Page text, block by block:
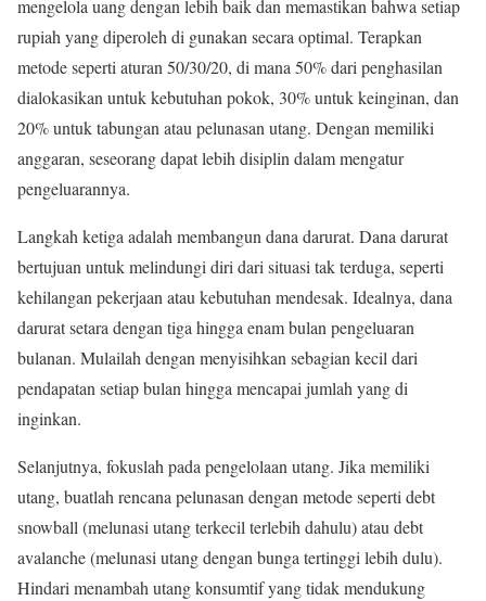
mengelola uang dengan lebih baik dan memastikan bahwa setiap
rupiah yang diperoleh di gunakan secara optimal. Terapkan
metode seperti aturan 50/30/20, di mana 50% dari penghasilan
dialokasikan untuk kebutuhan pokok, 30% untuk keinginan, dan
20% untuk tabungan atau pelunasan utang. Dengan memiliki
anggaran, seseorang dapat lebih disiplin dalam mengatur
pengeluarannya.
Langkah ketiga adalah membangun dana darurat. Dana darurat
bertujuan untuk melindungi diri dari situasi tak terduga, seperti
kehilangan pekerjaan atau kebutuhan mendesak. Idealnya, dana
darurat setara dengan tiga hingga enam bulan pengeluaran
bulanan. Mulailah dengan menyisihkan sebagian kecil dari
pendapatan setiap bulan hingga mencapai jumlah yang di
inginkan.
Selanjutnya, fokuslah pada pengelolaan utang. Jika memiliki
utang, buatlah rencana pelunasan dengan metode seperti debt
snowball (melunasi utang terkecil terlebih dahulu) atau debt
avalanche (melunasi utang dengan bunga tertinggi lebih dulu).
Hindari menambah utang konsumtif yang tidak mendukung